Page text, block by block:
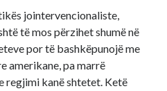
jointervencionaliste,
të mos përzihet shumë në
por të bashkëpunojë me
amerikane, pa marrë
regjimi kanë shtetet. Ketë